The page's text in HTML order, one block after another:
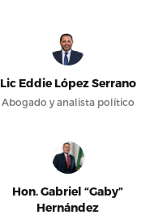
Lic Eddie López Serrano
Abogado y analista político
Hon. Gabriel “Gaby”
Hernández